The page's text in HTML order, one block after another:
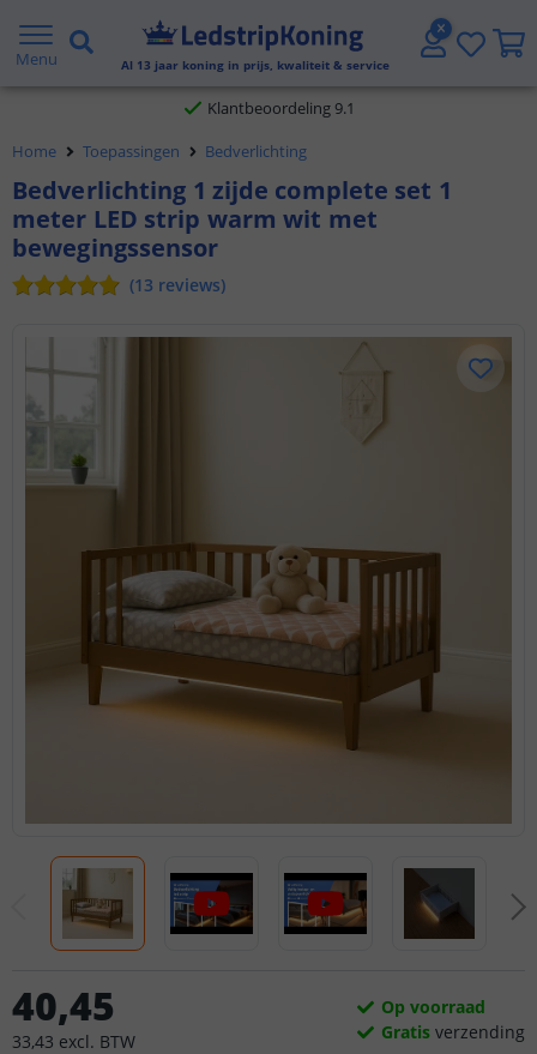
Menu Al 13 jaar koning in prijs, kwaliteit & service
Gratis verzending vanaf € 20,- NL en BE
Klantbeoordeling 9.1
Voor 23:45 uur besteld,morgen in huis
Home Toepassingen Bedverlichting
Bedverlichting 1 zijde complete set 1
meter LED strip warm wit met
bewegingssensor
(13 reviews)
40,45
33,43 excl. BTW
Op voorraad
Gratis verzending